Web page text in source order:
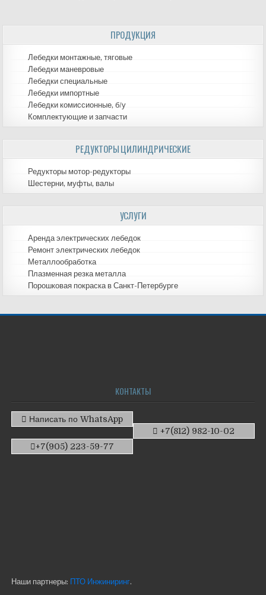
ПРОДУКЦИЯ
Лебедки монтажные, тяговые
Лебедки маневровые
Лебедки специальные
Лебедки импортные
Лебедки комиссионные, б/у
Комплектующие и запчасти
РЕДУКТОРЫ ЦИЛИНДРИЧЕСКИЕ
Редукторы мотор-редукторы
Шестерни, муфты, валы
УСЛУГИ
Аренда электрических лебедок
Ремонт электрических лебедок
Металлообработка
Плазменная резка металла
Порошковая покраска в Санкт-Петербурге
КОНТАКТЫ
Написать по WhatsApp
+7(812) 982-10-02
+7(905) 223-59-77
Наши партнеры: ПТО Инжиниринг.